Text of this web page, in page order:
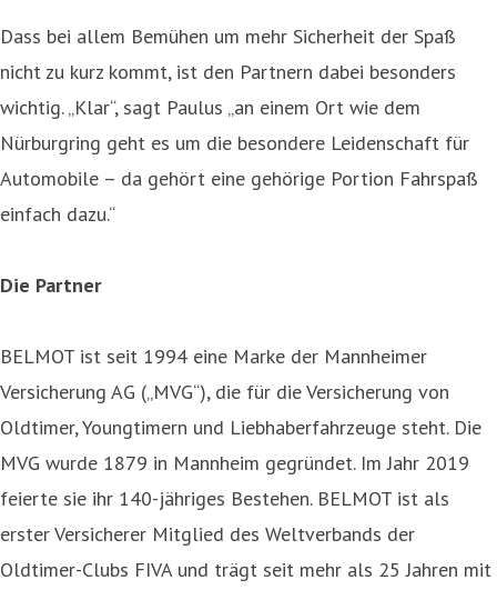
Dass bei allem Bemühen um mehr Sicherheit der Spaß
nicht zu kurz kommt, ist den Partnern dabei besonders
wichtig. „Klar“, sagt Paulus „an einem Ort wie dem
Nürburgring geht es um die besondere Leidenschaft für
Automobile – da gehört eine gehörige Portion Fahrspaß
einfach dazu.“
Die Partner
BELMOT ist seit 1994 eine Marke der Mannheimer
Versicherung AG („MVG“), die für die Versicherung von
Oldtimer, Youngtimern und Liebhaberfahrzeuge steht. Die
MVG wurde 1879 in Mannheim gegründet. Im Jahr 2019
feierte sie ihr 140-jähriges Bestehen. BELMOT ist als
erster Versicherer Mitglied des Weltverbands der
Oldtimer-Clubs FIVA und trägt seit mehr als 25 Jahren mit